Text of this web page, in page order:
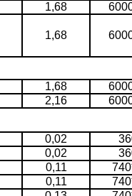
1,68
1,68
1,68
2,16
0,02
0,02
0,11
0,11